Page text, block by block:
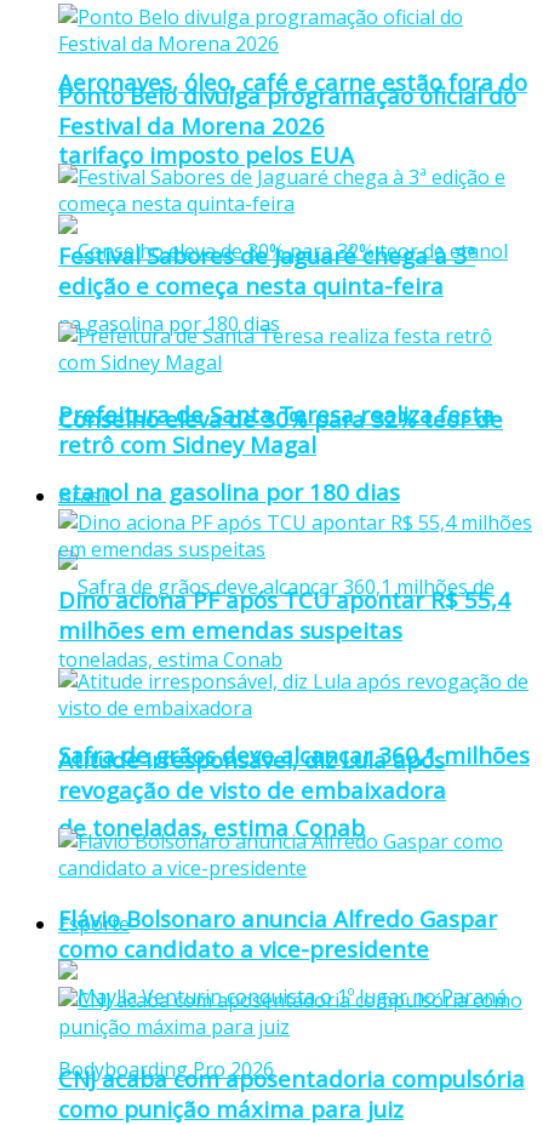
Aeronaves, óleo, café e carne estão fora do
tarifaço imposto pelos EUA
Conselho eleva de 30% para 32% teor de
etanol na gasolina por 180 dias
Safra de grãos deve alcançar 360,1 milhões
de toneladas, estima Conab
Esporte
Ponto Belo divulga programação oficial do
Festival da Morena 2026
Festival Sabores de Jaguaré chega à 3ª
edição e começa nesta quinta-feira
Prefeitura de Santa Teresa realiza festa
retrô com Sidney Magal
Brasil
Dino aciona PF após TCU apontar R$ 55,4
milhões em emendas suspeitas
Atitude irresponsável, diz Lula após
revogação de visto de embaixadora
Flávio Bolsonaro anuncia Alfredo Gaspar
como candidato a vice-presidente
CNJ acaba com aposentadoria compulsória
como punição máxima para juiz